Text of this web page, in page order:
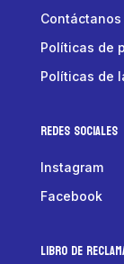
Contáctanos
Políticas de
Políticas de
Redes Sociales
Instagram
Facebook
LIBRO DE